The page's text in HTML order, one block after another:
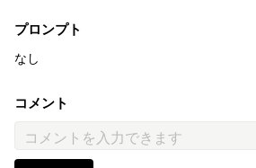
プロンプト
なし
コメント